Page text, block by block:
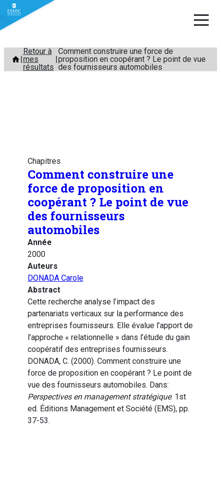
Aller
contenu
Retour à
mes
résultats
Comment construire une force de
proposition en coopérant ? Le point de vue
des fournisseurs automobiles
Chapitres
Comment construire une
force de proposition en
coopérant ? Le point de vue
des fournisseurs
automobiles
Année
2000
Auteurs
DONADA Carole
Abstract
Cette recherche analyse l’impact des
partenariats verticaux sur la performance des
entreprises fournisseurs. Elle évalue l’apport de
l’approche « relationnelle » dans l’étude du gain
coopératif des entreprises fournisseurs.
DONADA, C. (2000). Comment construire une
force de proposition en coopérant ? Le point de
vue des fournisseurs automobiles. Dans:
Perspectives en management stratégique. 1st
ed. Éditions Management et Société (EMS), pp.
37-53.